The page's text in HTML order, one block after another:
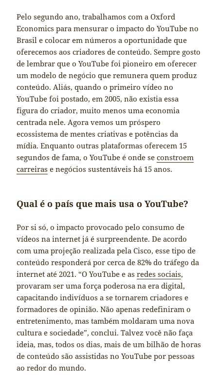
Pelo segundo ano, trabalhamos com a Oxford
Economics para mensurar o impacto do YouTube no
Brasil e colocar em números a oportunidade que
oferecemos aos criadores de conteúdo. Sempre gosto
de lembrar que o YouTube foi pioneiro em oferecer
um modelo de negócio que remunera quem produz
conteúdo. Aliás, quando o primeiro vídeo no
YouTube foi postado, em 2005, não existia essa
figura do criador, muito menos uma economia
centrada nele. Agora vemos um próspero
ecossistema de mentes criativas e potências da
mídia. Enquanto outras plataformas oferecem 15
segundos de fama, o YouTube é onde seconstroem
carreiras e negócios sustentáveis há 15 anos.
Qual é o país que mais usa o YouTube?
Por si só, o impacto provocado pelo consumo de
vídeos na internet já é surpreendente. De acordo
com uma projeção realizada pela Cisco, esse tipo de
conteúdo responderá por cerca de 82% do tráfego da
internet até 2021. “O YouTube e asredes sociais,
provaram ser uma força poderosa na era digital,
capacitando indivíduos a se tornarem criadores e
formadores de opinião. Não apenas redefiniram o
entretenimento, mas também moldaram uma nova
cultura e sociedade”, conclui. Talvez você não faça
ideia, mas, todos os dias, mais de um bilhão de horas
de conteúdo são assistidas no YouTube por pessoas
ao redor do mundo.